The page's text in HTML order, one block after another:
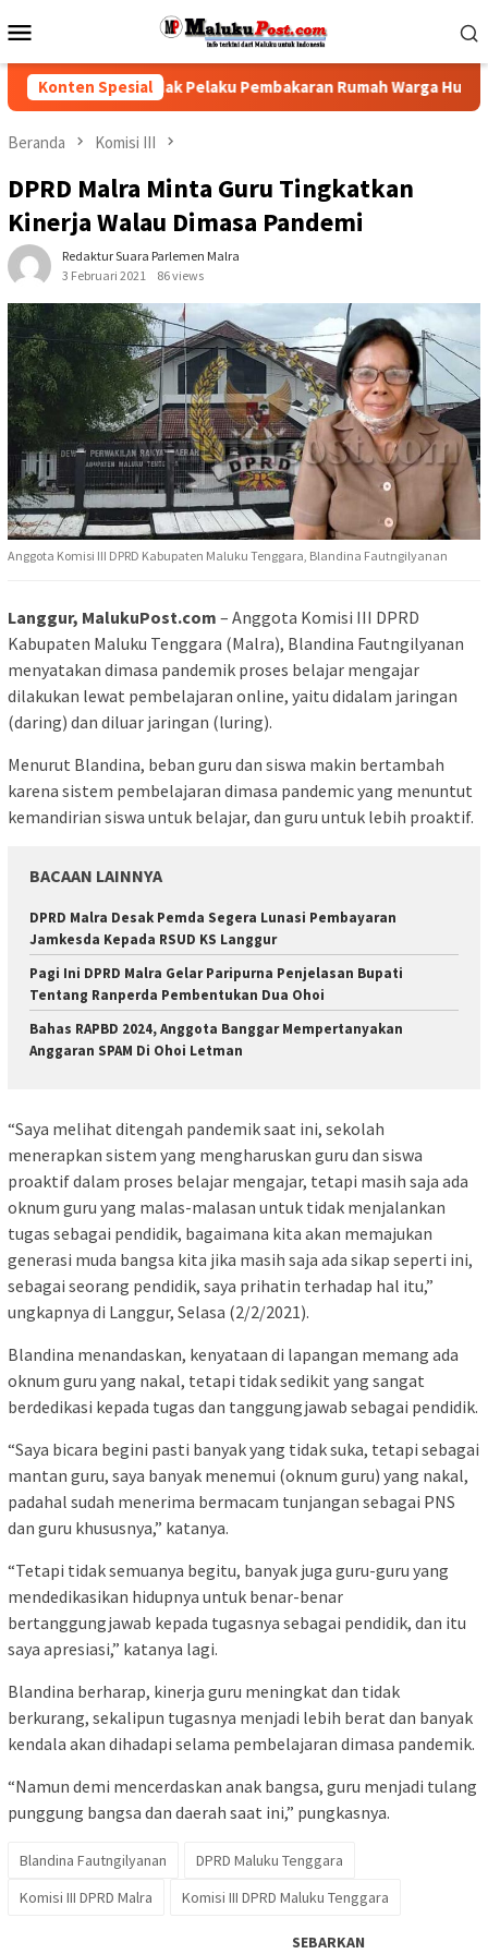
ke
Mobile
Konten Spesial
Polisi Tindak Pelaku Pembakaran Rumah Warga Hunuth
Beranda Komisi III
DPRD Malra Minta Guru Tingkatkan
Kinerja Walau Dimasa Pandemi
Redaktur Suara Parlemen Malra
3 Februari 2021
86 views
Anggota Komisi III DPRD Kabupaten Maluku Tenggara, Blandina Fautngilyanan
Langgur, MalukuPost.com – Anggota Komisi III DPRD
Kabupaten Maluku Tenggara (Malra), Blandina Fautngilyanan
menyatakan dimasa pandemik proses belajar mengajar
dilakukan lewat pembelajaran online, yaitu didalam jaringan
(daring) dan diluar jaringan (luring).
Menurut Blandina, beban guru dan siswa makin bertambah
karena sistem pembelajaran dimasa pandemic yang menuntut
kemandirian siswa untuk belajar, dan guru untuk lebih proaktif.
BACAAN LAINNYA
DPRD Malra Desak Pemda Segera Lunasi Pembayaran
Jamkesda Kepada RSUD KS Langgur
Pagi Ini DPRD Malra Gelar Paripurna Penjelasan Bupati
Tentang Ranperda Pembentukan Dua Ohoi
Bahas RAPBD 2024, Anggota Banggar Mempertanyakan
Anggaran SPAM Di Ohoi Letman
“Saya melihat ditengah pandemik saat ini, sekolah
menerapkan sistem yang mengharuskan guru dan siswa
proaktif dalam proses belajar mengajar, tetapi masih saja ada
oknum guru yang malas-malasan untuk tidak menjalankan
tugas sebagai pendidik, bagaimana kita akan memajukan
generasi muda bangsa kita jika masih saja ada sikap seperti ini,
sebagai seorang pendidik, saya prihatin terhadap hal itu,”
ungkapnya di Langgur, Selasa (2/2/2021).
Blandina menandaskan, kenyataan di lapangan memang ada
oknum guru yang nakal, tetapi tidak sedikit yang sangat
berdedikasi kepada tugas dan tanggungjawab sebagai pendidik.
“Saya bicara begini pasti banyak yang tidak suka, tetapi sebagai
mantan guru, saya banyak menemui (oknum guru) yang nakal,
padahal sudah menerima bermacam tunjangan sebagai PNS
dan guru khususnya,” katanya.
“Tetapi tidak semuanya begitu, banyak juga guru-guru yang
mendedikasikan hidupnya untuk benar-benar
bertanggungjawab kepada tugasnya sebagai pendidik, dan itu
saya apresiasi,” katanya lagi.
Blandina berharap, kinerja guru meningkat dan tidak
berkurang, sekalipun tugasnya menjadi lebih berat dan banyak
kendala akan dihadapi selama pembelajaran dimasa pandemik.
“Namun demi mencerdaskan anak bangsa, guru menjadi tulang
punggung bangsa dan daerah saat ini,” pungkasnya.
Blandina Fautngilyanan
DPRD Maluku Tenggara
Komisi III DPRD Malra
Komisi III DPRD Maluku Tenggara
SEBARKAN